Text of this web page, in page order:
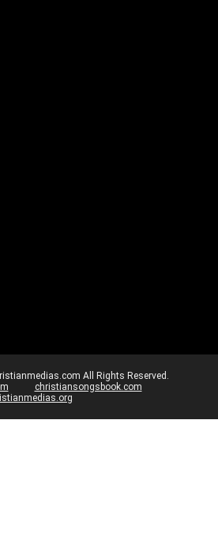
All Rights Reserved.
christiansongsbook.com